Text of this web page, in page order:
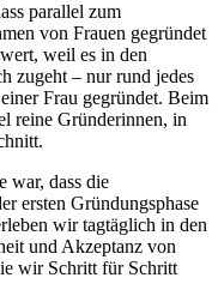
parallel zum
von Frauen gegründet
weil es in den
zugeht – nur rund jedes
Frau gegründet. Beim
reine Gründerinnen, in
war, dass die
ersten Gründungsphase
wir tagtäglich in den
und Akzeptanz von
wir Schritt für Schritt